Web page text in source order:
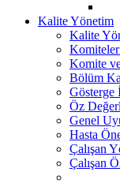
Kalite Yönetim
Kalite
Komite
Bölüm
Gösterge
Öz
Genel
Hasta
Çalışan
Çalışan